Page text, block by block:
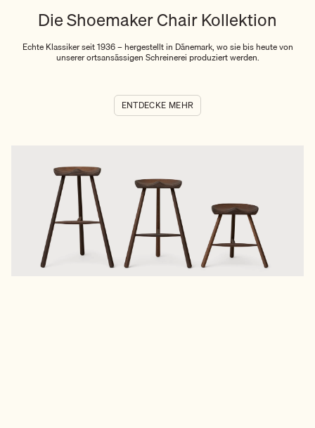
Die Shoemaker Chair Kollektion
Echte Klassiker seit 1936 – hergestellt in Dänemark, wo sie bis heute von
unserer ortsansässigen Schreinerei produziert werden.
ENTDECKE MEHR